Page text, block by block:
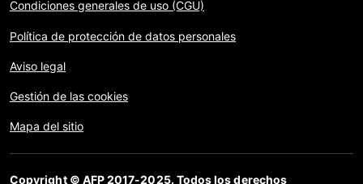
Condiciones generales de uso (CGU)
Política de protección de datos personales
Aviso legal
Gestión de las cookies
Mapa del sitio
Copyright © AFP 2017-2025. Todos los derechos